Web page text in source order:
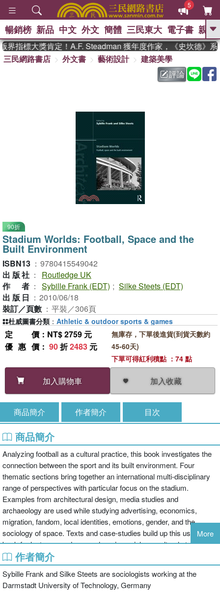
5
GO
熱搜： 東野圭吾 、 高希均教授回憶錄
父親節 、 如果歷
暑期推薦 、 國際布克
偉大的迷走神經
暢銷榜 新品 中文 外文 簡體 三民東大 電子書 親子
指標大獎肯定！A.F. Steadman 獲年度作家，《史坎德》系
三民網路書店
外文書 藝術設計
建築美學
評論
90折
Stadium Worlds: Football, Space and the
Built Environment
ISBN13 ： 9780415549042
出版社 ：
Routledge UK
作者 ： Sybille Frank (EDT) ; Silke Steets (EDT)
出版日 ： 2010/06/18
裝訂／頁數 ： 平裝／306頁
定價 ：NT$ 2759 元
優惠價 ： 90折2483 元
加入購物車 加入收藏
無庫存，下單後進貨(到貨天數約
45-60天)
下單可得紅利積點 ：74 點
杜威圖書分類 ： Athletic & outdoor sports & games
商品簡介 作者簡介 目次
商品簡介
Analyzing football as a cultural practice, this book investigates the
connection between the sport and its built environment. Four
thematic sections bring together an international multi-disciplinary
range of perspectives with particular focus on the stadium.
Examples from architectural design, media studies and
archaeology are used while studying advertising, economics,
migration, fandom, local identities, emotions, gender, and the
sociology of space. Texts and case-studies build up this useful
book for lecturers and researchers in sociology, cultural studies,
geography, architecture, sport and environment.
More
作者簡介
Sybille Frank and Silke Steets are sociologists working at the
Darmstadt University of Technology, Germany